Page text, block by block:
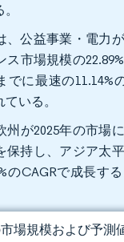
、公益事業・電力
ス市場規模の
でに最速の11.14%
いる。
が2025年の市場
保持し、アジア太
のCAGRで成長す
場規模および予測